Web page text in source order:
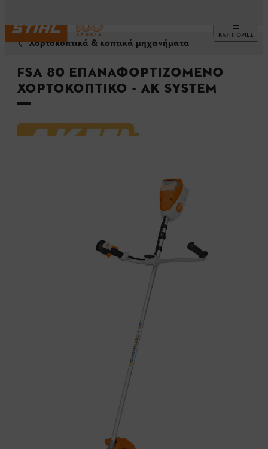
ΚΑΤΗΓΟΡΙΕΣ
Χορτοκοπτικά & κοπτικά μηχανήματα
FSA 80 Επαναφορτιζόμενο
χορτοκοπτικό - AK System